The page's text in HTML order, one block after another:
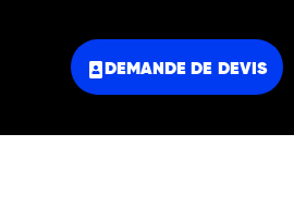
DEMANDE DE DEVIS